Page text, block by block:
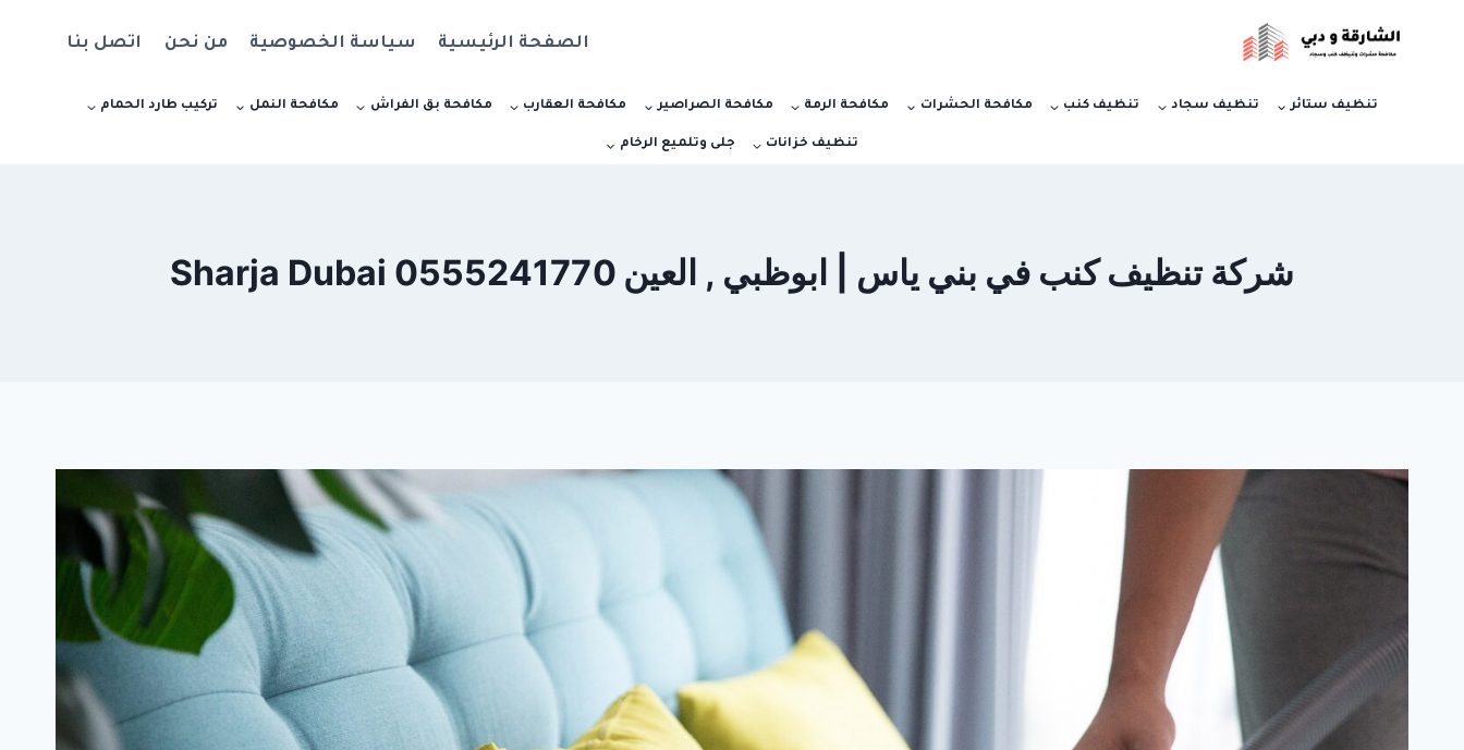
الصفحة الرئيسية سياسة الخصوصية من نحن اتصل بنا
تنظيف ستائر تنظيف سجاد تنظيف كنب مكافحة الحشرات مكافحة الرمة مكافحة الصراصير مكافحة العقارب مكافحة بق الفراش مكافحة النمل تركيب طارد الحمام
تنظيف خزانات جلى وتلميع الرخام
شركة تنظيف كنب في بني ياس | ابوظبي , العين 0555241770 Sharja Dubai